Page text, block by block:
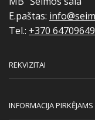
E.paštas:
Tel.: +370 64709649
REKVIZITAI
INFORMACIJA PIRKĖJAMS